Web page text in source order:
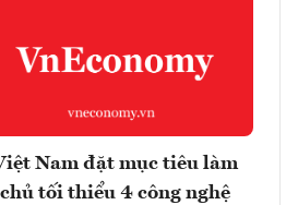
Nam đặt mục tiêu làm
chủ tối thiểu 4 công nghệ